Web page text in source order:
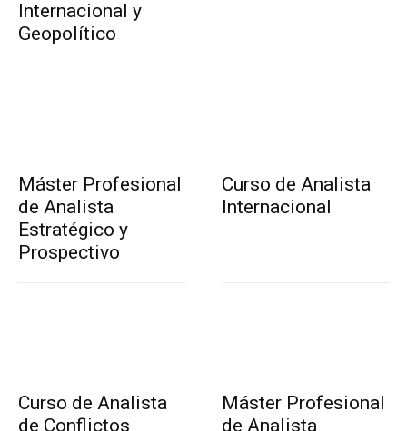
Internacional y
Geopolítico
Máster Profesional
de Analista
Estratégico y
Prospectivo
Curso de Analista
Internacional
Curso de Analista
de Conflictos
Máster Profesional
de Analista